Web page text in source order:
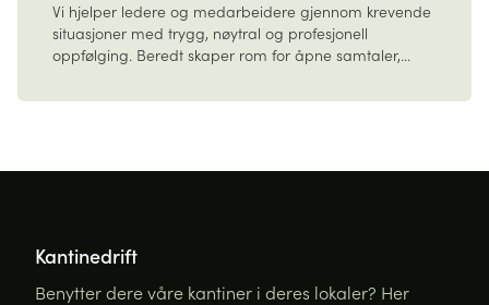
Vi hjelper ledere og medarbeidere gjennom krevende
situasjoner med trygg, nøytral og profesjonell
oppfølging. Beredt skaper rom for åpne samtaler,
Kantinedrift
Benytter dere våre kantiner i deres lokaler? Her